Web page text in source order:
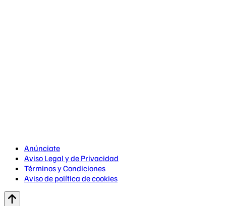
Anúnciate
Aviso Legal y de Privacidad
Términos y Condiciones
Aviso de política de cookies